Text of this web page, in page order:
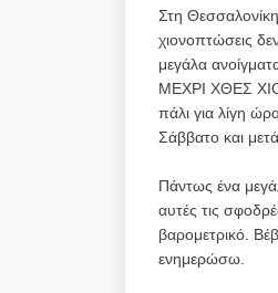
Στη
χιονοπτώσεις
μεγάλα
ΜΕΧΡΙ ΧΘΕΣ
πάλι για λίγη
Σάββατο και
Πάντως ένα
αυτές τις
βαρομετρικό.
ενημερώσω.